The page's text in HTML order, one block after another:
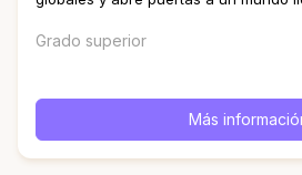
Grado superior
Más